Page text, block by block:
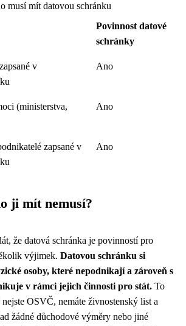
musí mít datovou schránku
Povinnost datové
schránky
v
Ano
(ministerstva,
Ano
zapsané v
Ano
ji mít nemusí?
že datová schránka je povinností pro
výjimek. Datovou schránku si
osoby, které nepodnikají a zároveň s
v rámci jejich činnosti pro stát. To
OSVČ, nemáte živnostenský list a
žádné důchodové výměry nebo jiné